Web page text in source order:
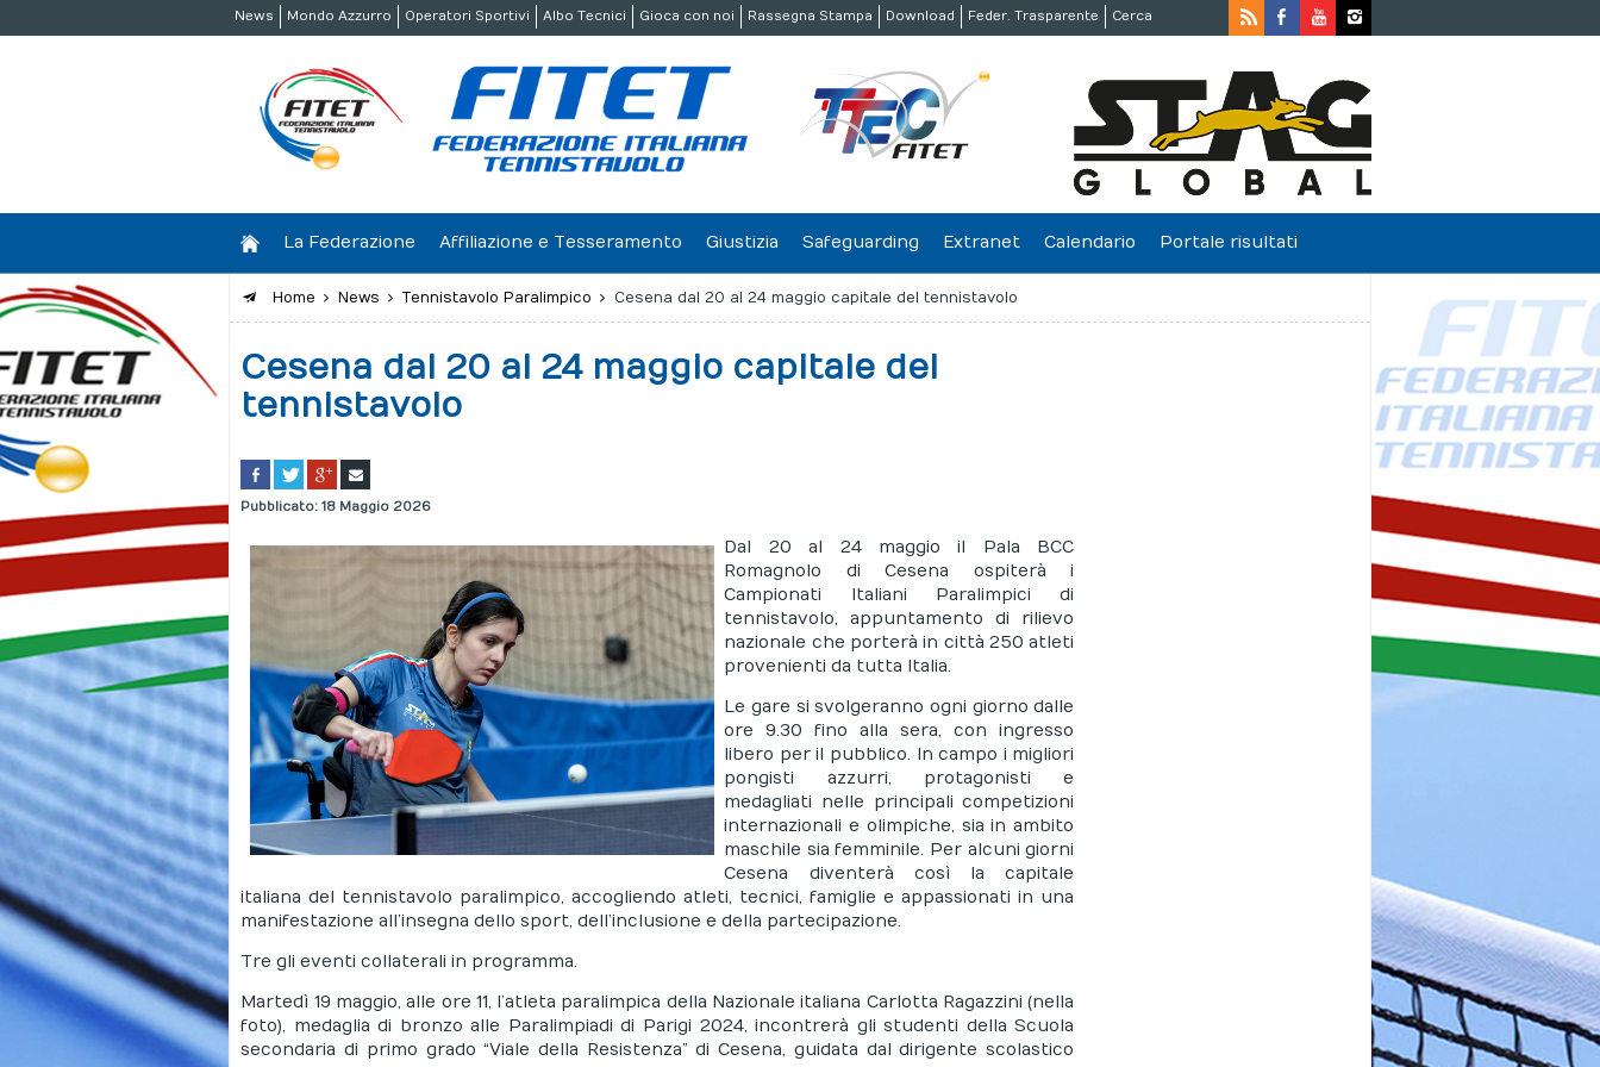
News Mondo Azzurro Operatori Sportivi Albo Tecnici Gioca con noi Rassegna Stampa Download Feder. Trasparente Cerca
La Federazione Affiliazione e Tesseramento Giustizia Safeguarding Extranet Calendario Portale risultati
Home News Tennistavolo Paralimpico Cesena dal 20 al 24 maggio capitale del tennistavolo
Cesena dal 20 al 24 maggio capitale del
tennistavolo
Pubblicato: 18 Maggio 2026
Dal 20 al 24 maggio il Pala BCC
Romagnolo di Cesena ospiterà i
Campionati Italiani Paralimpici di
tennistavolo, appuntamento di rilievo
nazionale che porterà in città 250 atleti
provenienti da tutta Italia.
Le gare si svolgeranno ogni giorno dalle
ore 9.30 fino alla sera, con ingresso
libero per il pubblico. In campo i migliori
pongisti azzurri, protagonisti e
medagliati nelle principali competizioni
internazionali e olimpiche, sia in ambito
maschile sia femminile. Per alcuni giorni
Cesena diventerà così la capitale
italiana del tennistavolo paralimpico, accogliendo atleti, tecnici, famiglie e appassionati in una
manifestazione all’insegna dello sport, dell’inclusione e della partecipazione.
Tre gli eventi collaterali in programma.
Martedì 19 maggio, alle ore 11, l’atleta paralimpica della Nazionale italiana Carlotta Ragazzini (nella
foto), medaglia di bronzo alle Paralimpiadi di Parigi 2024, incontrerà gli studenti della Scuola
secondaria di primo grado “Viale della Resistenza” di Cesena, guidata dal dirigente scolastico